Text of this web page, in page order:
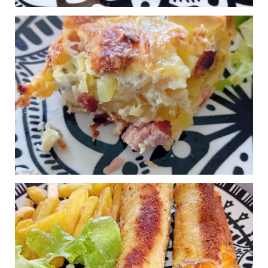
0
CROISSANT AU
JAMBON ET BÉCHAMEL
Publié le 03/09/2024 à 21:24
0
L'AVERGNATE